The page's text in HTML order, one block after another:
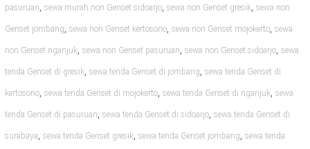
pasuruan, sewa murah non Genset sidoarjo, sewa non Genset gresik, sewa non
Genset jombang, sewa non Genset kertosono, sewa non Genset mojokerto, sewa
non Genset nganjuk, sewa non Genset pasuruan, sewa non Genset sidoarjo, sewa
tenda Genset di gresik, sewa tenda Genset di jombang, sewa tenda Genset di
kertosono, sewa tenda Genset di mojokerto, sewa tenda Genset di nganjuk, sewa
tenda Genset di pasuruan, sewa tenda Genset di sidoarjo, sewa tenda Genset di
surabaya, sewa tenda Genset gresik, sewa tenda Genset jombang, sewa tenda